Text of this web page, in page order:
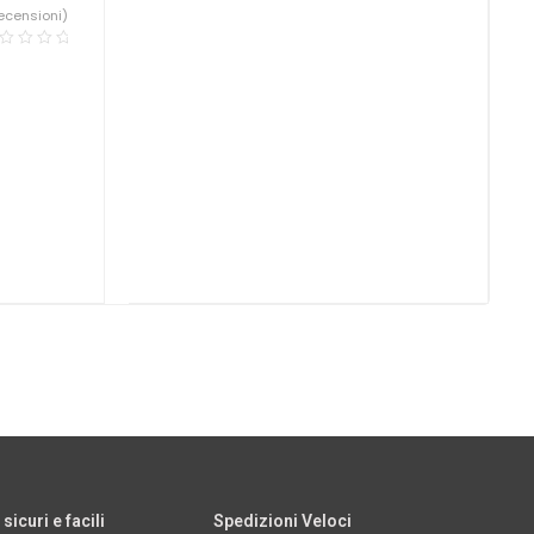
sicuri e facili Spedizioni Veloci